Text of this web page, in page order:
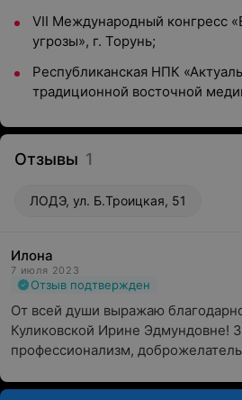
VII Международный конгресс
угрозы», г. Торунь;
Республиканская НПК
традиционной восточной
Отзывы 1
ЛОДЭ, ул. Б.Троицкая, 51
Илона
7 июля 2023
Отзыв подтвержден
От всей души выражаю
Куликовской Ирине Эдмундовне!
профессионализм,